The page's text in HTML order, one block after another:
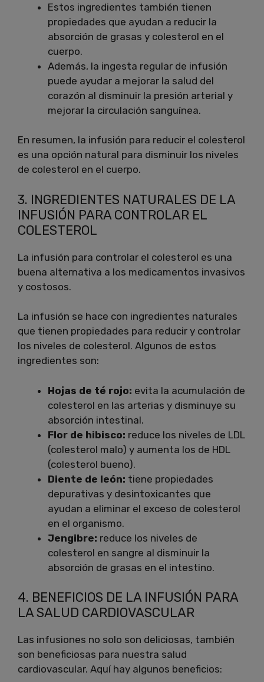
Estos ingredientes también tienen
propiedades que ayudan a reducir la
absorción de grasas y colesterol en el
cuerpo.
Además, la ingesta regular de infusión
puede ayudar a mejorar la salud del
corazón al disminuir la presión arterial y
mejorar la circulación sanguínea.
En resumen, la infusión para reducir el colesterol
es una opción natural para disminuir los niveles
de colesterol en el cuerpo.
3. INGREDIENTES NATURALES DE LA
INFUSIÓN PARA CONTROLAR EL
COLESTEROL
La infusión para controlar el colesterol es una
buena alternativa a los medicamentos invasivos
y costosos.
La infusión se hace con ingredientes naturales
que tienen propiedades para reducir y controlar
los niveles de colesterol. Algunos de estos
ingredientes son:
Hojas de té rojo: evita la acumulación de
colesterol en las arterias y disminuye su
absorción intestinal.
Flor de hibisco: reduce los niveles de LDL
(colesterol malo) y aumenta los de HDL
(colesterol bueno).
Diente de león: tiene propiedades
depurativas y desintoxicantes que
ayudan a eliminar el exceso de colesterol
en el organismo.
Jengibre: reduce los niveles de
colesterol en sangre al disminuir la
absorción de grasas en el intestino.
4. BENEFICIOS DE LA INFUSIÓN PARA
LA SALUD CARDIOVASCULAR
Las infusiones no solo son deliciosas, también
son beneficiosas para nuestra salud
cardiovascular. Aquí hay algunos beneficios: